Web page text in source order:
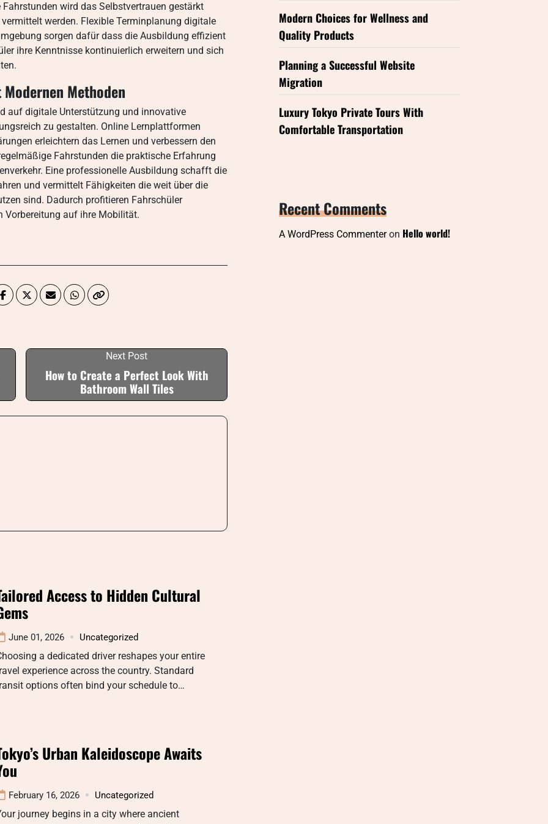
wird das Selbstvertrauen gestärkt
werden. Flexible Terminplanung digitale
sorgen dafür dass die Ausbildung effizient
ihre Kenntnisse kontinuierlich erweitern und sich
Methoden
auf digitale Unterstützung und innovative
zu gestalten. Online Lernplattformen
erleichtern das Lernen und verbessern den
Fahrstunden die praktische Erfahrung
Eine professionelle Ausbildung schafft die
und vermittelt Fähigkeiten die weit über die
sind. Dadurch profitieren Fahrschüler
Vorbereitung auf ihre Mobilität.
Next Post
How to Create a Perfect Look With
Bathroom Wall Tiles
Access to Hidden Cultural
June 01, 2026 Uncategorized
a dedicated driver reshapes your entire
experience across the country. Standard
options often bind your schedule to…
Urban Kaleidoscope Awaits
February 16, 2026 Uncategorized
journey begins in a city where ancient
Modern Choices for Wellness and
Quality Products
Planning a Successful Website
Migration
Luxury Tokyo Private Tours With
Comfortable Transportation
Recent Comments
A WordPress Commenteron Hello world!